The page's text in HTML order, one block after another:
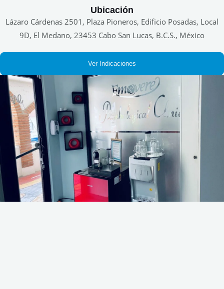
Ubicación
Lázaro Cárdenas 2501, Plaza Pioneros, Edificio Posadas, Local
9D, El Medano, 23453 Cabo San Lucas, B.C.S., México
Ver Indicaciones